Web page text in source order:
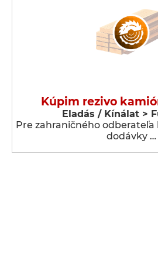
Kúpim rezivo
Eladás / Kínálat >
Pre zahraničného
dodávky …